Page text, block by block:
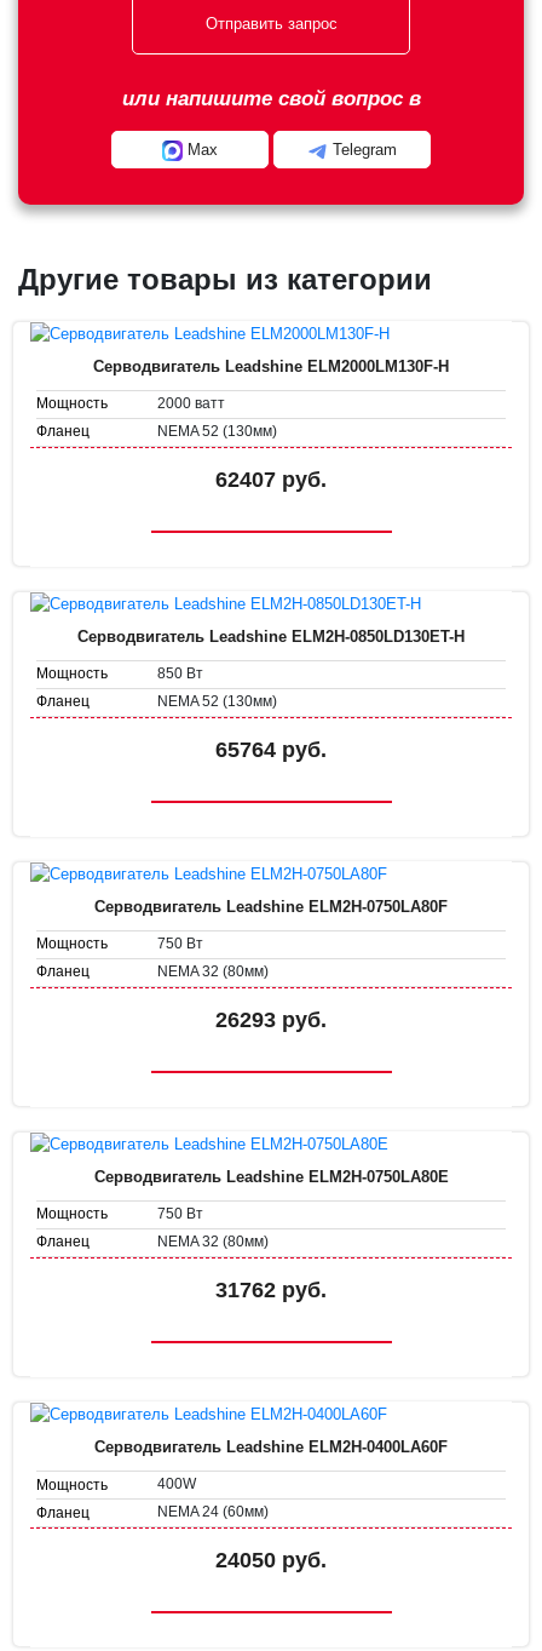
Отправить запрос
или напишите свой вопрос в
Max Telegram
Другие товары из категории
Серводвигатель Leadshine ELM2000LM130F-H
Мощность
2000 ватт
Фланец
NEMA 52 (130мм)
62407 руб.
Серводвигатель Leadshine ELM2H-0850LD130ET-H
Мощность
850 Вт
Фланец
NEMA 52 (130мм)
65764 руб.
Серводвигатель Leadshine ELM2H-0750LA80F
Мощность
750 Вт
Фланец
NEMA 32 (80мм)
26293 руб.
Серводвигатель Leadshine ELM2H-0750LA80E
Мощность
750 Вт
Фланец
NEMA 32 (80мм)
31762 руб.
Серводвигатель Leadshine ELM2H-0400LA60F
Мощность
400W
Фланец
NEMA 24 (60мм)
24050 руб.